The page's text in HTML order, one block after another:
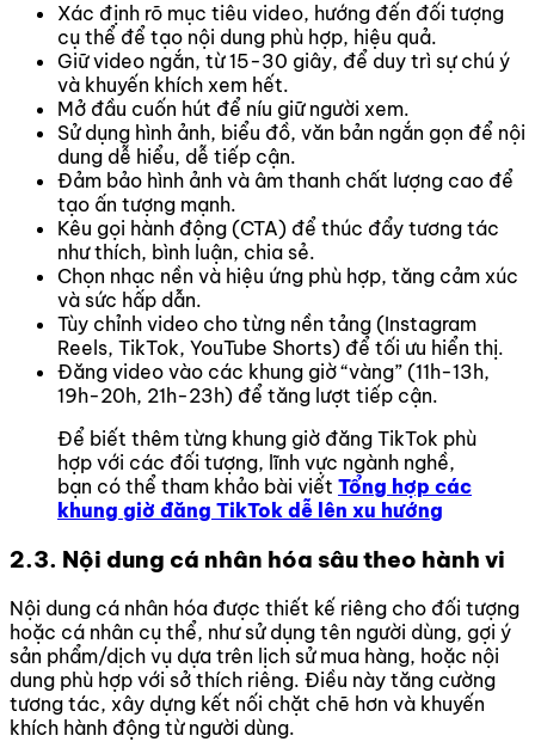
Xác định rõ mục tiêu video, hướng đến đối tượng
cụ thể để tạo nội dung phù hợp, hiệu quả.
Giữ video ngắn, từ 15-30 giây, để duy trì sự chú ý
và khuyến khích xem hết.
Mở đầu cuốn hút để níu giữ người xem.
Sử dụng hình ảnh, biểu đồ, văn bản ngắn gọn để nội
dung dễ hiểu, dễ tiếp cận.
Đảm bảo hình ảnh và âm thanh chất lượng cao để
tạo ấn tượng mạnh.
Kêu gọi hành động (CTA) để thúc đẩy tương tác
như thích, bình luận, chia sẻ.
Chọn nhạc nền và hiệu ứng phù hợp, tăng cảm xúc
và sức hấp dẫn.
Tùy chỉnh video cho từng nền tảng (Instagram
Reels, TikTok, YouTube Shorts) để tối ưu hiển thị.
Đăng video vào các khung giờ “vàng” (11h-13h,
19h-20h, 21h-23h) để tăng lượt tiếp cận.
Để biết thêm từng khung giờ đăng TikTok phù
hợp với các đối tượng, lĩnh vực ngành nghề,
bạn có thể tham khảo bài viết Tổng hợp các
khung giờ đăng TikTok dễ lên xu hướng
2.3. Nội dung cá nhân hóa sâu theo hành vi
Nội dung cá nhân hóa được thiết kế riêng cho đối tượng
hoặc cá nhân cụ thể, như sử dụng tên người dùng, gợi ý
sản phẩm/dịch vụ dựa trên lịch sử mua hàng, hoặc nội
dung phù hợp với sở thích riêng. Điều này tăng cường
tương tác, xây dựng kết nối chặt chẽ hơn và khuyến
khích hành động từ người dùng.